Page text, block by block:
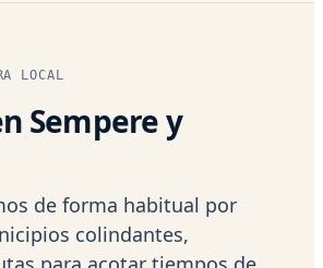
LOCAL
Sempere y
de forma habitual por
colindantes,